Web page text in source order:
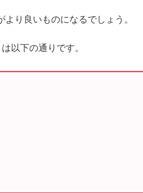
り良いものになるでしょう。
以下の通りです。